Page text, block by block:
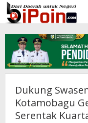
Lewati
ke
konten
Dukung
Kotamobagu
Serentak